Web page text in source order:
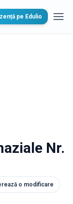
pe Edulio
Nr.
o modificare